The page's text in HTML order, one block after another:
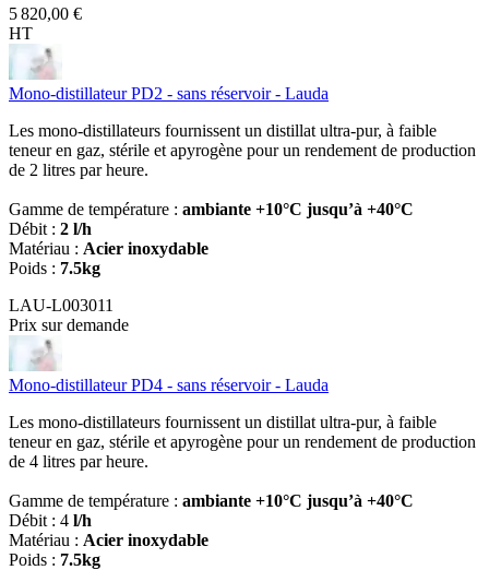
5 820,00 €
HT
Mono-distillateur PD2 - sans réservoir - Lauda
Les mono-distillateurs fournissent un distillat ultra-pur, à faible
teneur en gaz, stérile et apyrogène pour un rendement de production
de 2 litres par heure.
Gamme de température : ambiante +10°C jusqu’à +40°C
Débit : 2 l/h
Matériau : Acier inoxydable
Poids : 7.5kg
LAU-L003011
Prix sur demande
Mono-distillateur PD4 - sans réservoir - Lauda
Les mono-distillateurs fournissent un distillat ultra-pur, à faible
teneur en gaz, stérile et apyrogène pour un rendement de production
de 4 litres par heure.
Gamme de température : ambiante +10°C jusqu’à +40°C
Débit : 4 l/h
Matériau : Acier inoxydable
Poids : 7.5kg